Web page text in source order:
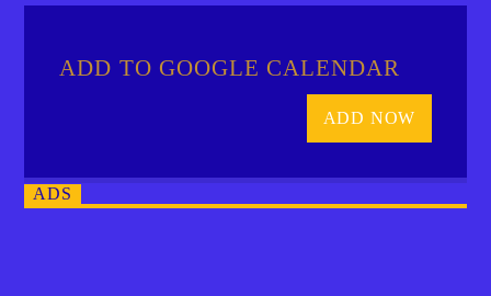
ADD TO GOOGLE CALENDAR
ADD NOW
ADS